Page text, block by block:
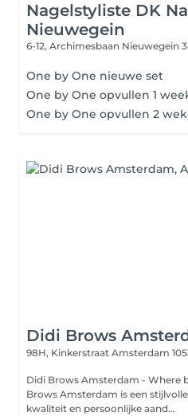
Nagelstyliste DK
Nieuwegein
6-12, Archimesbaan Nieuwegein
One by One nieuwe set
One by One opvullen 1
One by One opvullen 2
Didi Brows
98H, Kinkerstraat Amsterdam
Didi Brows Amsterdam - Where
Brows Amsterdam is een
kwaliteit en persoonlijke aand...